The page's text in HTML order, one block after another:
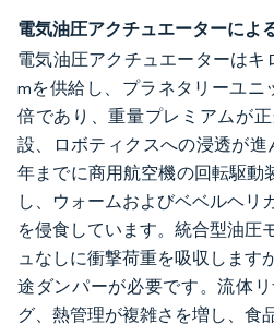
電気油圧アクチュエーターによ
電気油圧アクチュエーターはキ
mを供給し、プラネタリーユニ
倍であり、重量プレミアムが
設、ロボティクスへの浸透が進
年までに商用航空機の回転駆動
し、ウォームおよびベベルヘリ
を侵食しています。統合型油圧
ュなしに衝撃荷重を吸収します
途ダンパーが必要です。流体
グ、熱管理が複雑さを増し、食